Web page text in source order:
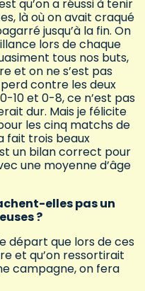
qu’on a réussi à tenir
là où on avait craqué
jusqu’à la fin. On
lors de chaque
tous nos buts,
et on ne s’est pas
contre les deux
10 et 0-8, ce n’est pas
dur. Mais je félicite
les cinq matchs de
fait trois beaux
un bilan correct pour
une moyenne d’âge
elles pas un
?
départ que lors de ces
et qu’on ressortirait
campagne, on fera